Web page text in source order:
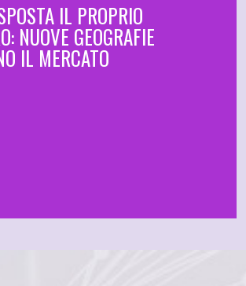
IL PROPRIO
NUOVE GEOGRAFIE
IL MERCATO